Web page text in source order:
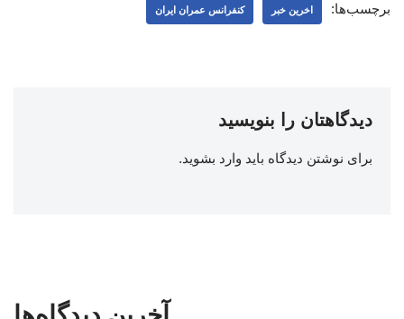
برچسب‌ها: اخرین خبر کنفرانس عمران ایران
دیدگاهتان را بنویسید
برای نوشتن دیدگاه باید وارد بشوید.